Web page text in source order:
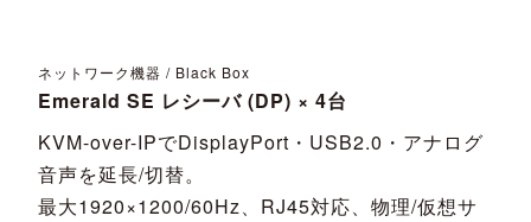
ネットワーク機器 / Black Box
Emerald SE レシーバ (DP) × 4台
KVM-over-IPでDisplayPort・USB2.0・アナログ
音声を延長/切替。
最大1920×1200/60Hz、RJ45対応、物理/仮想サ